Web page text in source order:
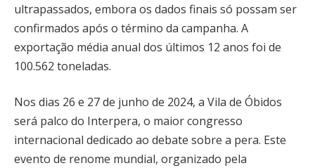
ultrapassados, embora os dados finais só possam ser
confirmados após o término da campanha. A
exportação média anual dos últimos 12 anos foi de
100.562 toneladas.
Nos dias 26 e 27 de junho de 2024, a Vila de Óbidos
será palco do Interpera, o maior congresso
internacional dedicado ao debate sobre a pera. Este
evento de renome mundial, organizado pela